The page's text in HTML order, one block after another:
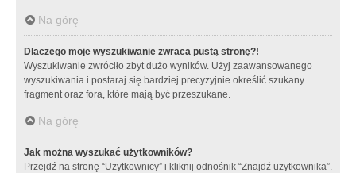
Na górę
Dlaczego moje wyszukiwanie zwraca pustą stronę?!
Wyszukiwanie zwróciło zbyt dużo wyników. Użyj zaawansowanego
wyszukiwania i postaraj się bardziej precyzyjnie określić szukany
fragment oraz fora, które mają być przeszukane.
Na górę
Jak można wyszukać użytkowników?
Przejdź na stronę “Użytkownicy” i kliknij odnośnik “Znajdź użytkownika”.